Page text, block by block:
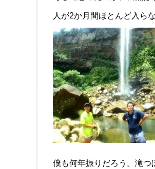
人が2か月間ほとんど入ら
僕も何年振りだろう。滝つ